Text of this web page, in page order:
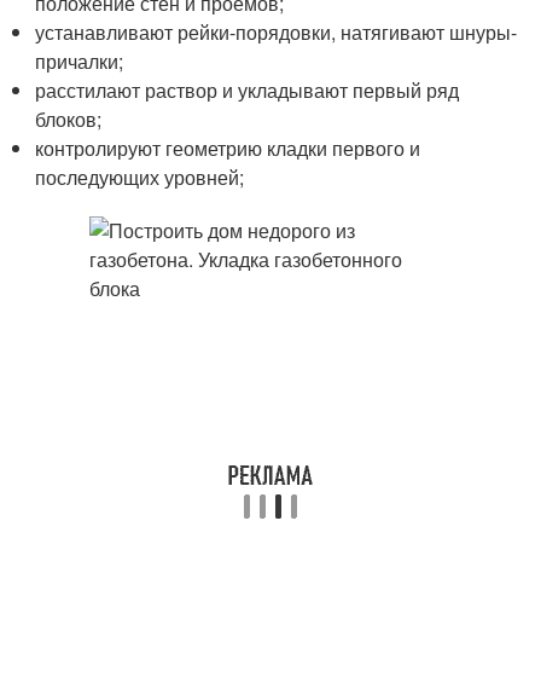
устанавливают рейки-порядовки, натягивают шнуры-
причалки;
расстилают раствор и укладывают первый ряд
блоков;
контролируют геометрию кладки первого и
последующих уровней;